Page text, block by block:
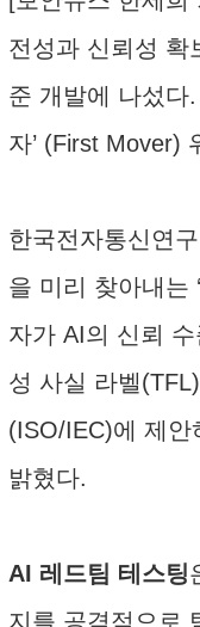
전성과 신뢰성 확
준 개발에 나섰다
자’ (First Mover)
한국전자통신연
을 미리 찾아내는
자가 AI의 신뢰 수
성 사실 라벨
(ISO/IEC)에 제안
밝혔다.
AI 레드팀 테스팅
지를 공격적으로